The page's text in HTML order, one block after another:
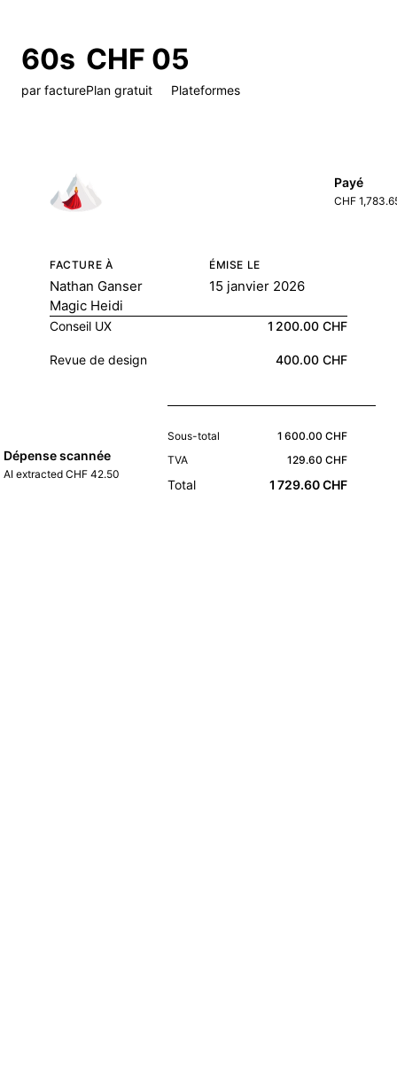
60s
par facture
CHF 0
Plan gratuit
5
Plateformes
FACTURE À
Nathan Ganser
Magic Heidi
ÉMISE LE
15 janvier 2026
Conseil UX 1 200.00 CHF
Revue de design 400.00 CHF
Sous-total
1 600.00 CHF
TVA
129.60 CHF
Total 1 729.60 CHF
Payé
CHF
Dépense scannée
AI extracted CHF 42.50